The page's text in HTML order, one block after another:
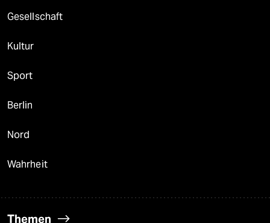
Gesellschaft
Kultur
Sport
Berlin
Nord
Wahrheit
Themen